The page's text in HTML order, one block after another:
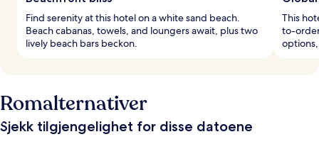
Find serenity at this hotel on a white sand beach.
Beach cabanas, towels, and loungers await, plus two
lively beach bars beckon.
This
to-
Romalternativer
Sjekk tilgjengelighet for disse datoene